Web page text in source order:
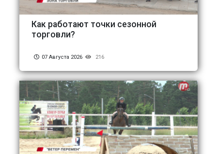
Как работают точки сезонной
торговли?
07 Августа 2026 216